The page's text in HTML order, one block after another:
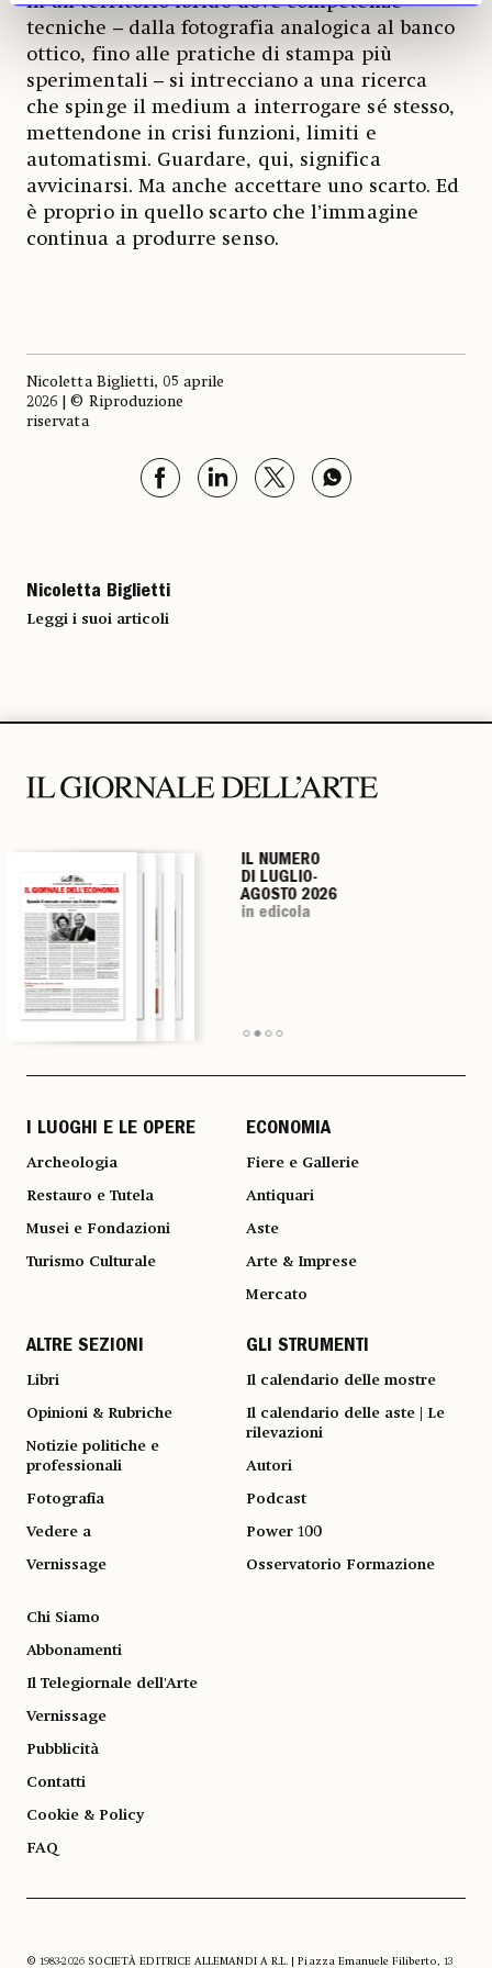
tecniche – dalla fotografia analogica al banco
ottico, fino alle pratiche di stampa più
sperimentali – si intrecciano a una ricerca
che spinge il medium a interrogare sé stesso,
mettendone in crisi funzioni, limiti e
automatismi. Guardare, qui, significa
avvicinarsi. Ma anche accettare uno scarto. Ed
è proprio in quello scarto che l’immagine
continua a produrre senso.
Nicoletta Biglietti, 05 aprile
2026 | © Riproduzione
riservata
Nicoletta Biglietti
Leggi i suoi articoli
IL NUMERO
DI LUGLIO-
AGOSTO 2026
in edicola
IL NUMERO
DI LUGLIO-
AGOSTO 2026
in edicola
IL NUMERO
DI LUGLIO-
AGOSTO 2026
in edicola
IL NUMERO
DI LUGLIO-
AGOSTO 2026
in edicola
I LUOGHI E LE OPERE
Archeologia
Restauro e Tutela
Musei e Fondazioni
Turismo Culturale
ECONOMIA
Fiere e Gallerie
Antiquari
Aste
Arte & Imprese
Mercato
ALTRE SEZIONI
Libri
Opinioni & Rubriche
Notizie politiche e
professionali
Fotografia
Vedere a
Vernissage
GLI STRUMENTI
Il calendario delle mostre
Il calendario delle aste | Le
rilevazioni
Autori
Podcast
Power 100
Osservatorio Formazione
Chi Siamo
Abbonamenti
Il Telegiornale dell'Arte
Vernissage
Pubblicità
Contatti
Cookie & Policy
FAQ
© 1983-2026 SOCIETÀ EDITRICE ALLEMANDI A R.L. | Piazza Emanuele Filiberto, 13